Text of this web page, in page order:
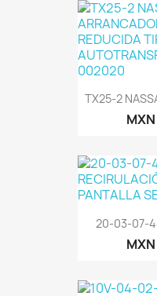
TX25-2
20-03-07-